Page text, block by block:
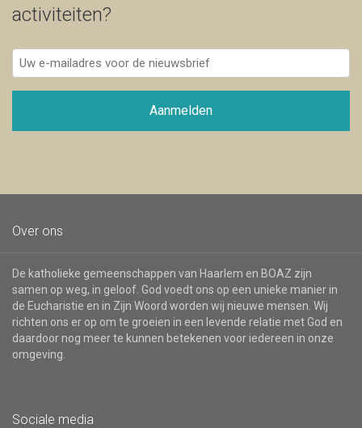
activiteiten?
Uw
e-
mailadres
de
Aanmelden
Over ons
De katholieke gemeenschappen van Haarlem en BOAZ zijn
samen op weg, in geloof. God voedt ons op een unieke manier in
de Eucharistie en in Zijn Woord worden wij nieuwe mensen. Wij
richten ons er op om te groeien in een levende relatie met God en
daardoor nog meer te kunnen betekenen voor iedereen in onze
omgeving.
Sociale media